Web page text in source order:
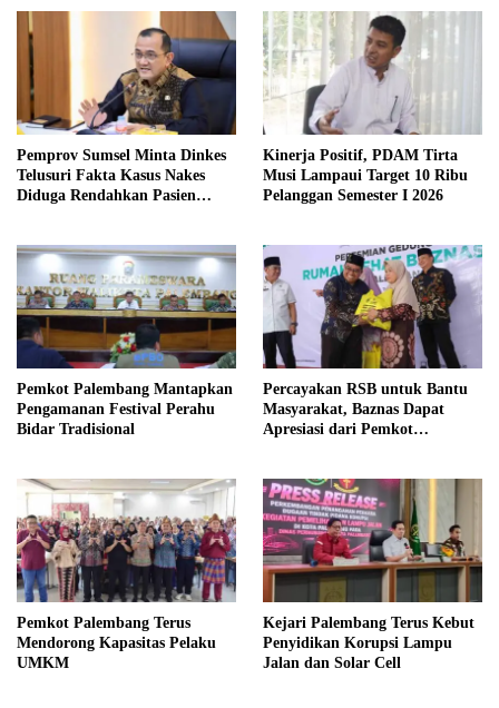
Pemprov Sumsel Minta Dinkes
Telusuri Fakta Kasus Nakes
Diduga Rendahkan Pasien
Kinerja Positif, PDAM Tirta
Musi Lampaui Target 10 Ribu
Pelanggan Semester I 2026
Pemkot Palembang Mantapkan
Pengamanan Festival Perahu
Bidar Tradisional
Percayakan RSB untuk Bantu
Masyarakat, Baznas Dapat
Apresiasi dari Pemkot
Pemkot Palembang Terus
Mendorong Kapasitas Pelaku
UMKM
Kejari Palembang Terus Kebut
Penyidikan Korupsi Lampu
Jalan dan Solar Cell